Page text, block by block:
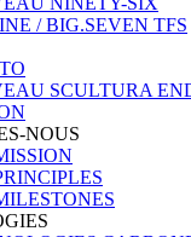
/ BIG.SEVEN TFS
SCULTURA
NOUS